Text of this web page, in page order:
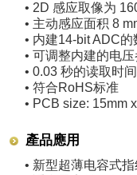
• 2D 感应取像为
• 主动感应面积 8
• 内建14-bit ADC的
• 可调整内建的电压
• 0.03 秒的读取时间
• 符合RoHS标准
• PCB size: 15mm
產品應用
• 新型超薄电容式